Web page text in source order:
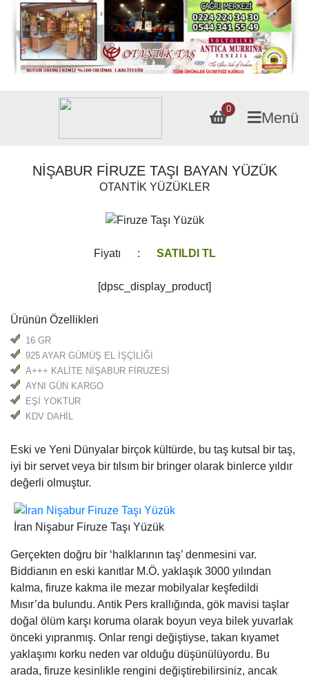
0
Menü
NİŞABUR FİRUZE TAŞI BAYAN YÜZÜK
OTANTİK YÜZÜKLER
Fiyatı : SATILDI TL
[dpsc_display_product]
Ürünün Özellikleri
16 GR
925 AYAR GÜMÜŞ EL İŞÇİLİĞİ
A+++ KALİTE NİŞABUR FİRUZESİ
AYNI GÜN KARGO
EŞİ YOKTUR
KDV DAHİL
Eski ve Yeni Dünyalar birçok kültürde, bu taş kutsal bir taş,
iyi bir servet veya bir tılsım bir bringer olarak binlerce yıldır
değerli olmuştur.
İran Nişabur Firuze Taşı Yüzük
Gerçekten doğru bir ‘halklarının taş’ denmesini var.
Biddianın en eski kanıtlar M.Ö. yaklaşık 3000 yılından
kalma, firuze kakma ile mezar mobilyalar keşfedildi
Mısır’da bulundu. Antik Pers krallığında, gök mavisi taşlar
doğal ölüm karşı koruma olarak boyun veya bilek yuvarlak
önceki yıpranmış. Onlar rengi değiştiyse, takan kıyamet
yaklaşımı korku neden var olduğu düşünülüyordu. Bu
arada, firuze kesinlikle rengini değiştirebilirsiniz, ancak